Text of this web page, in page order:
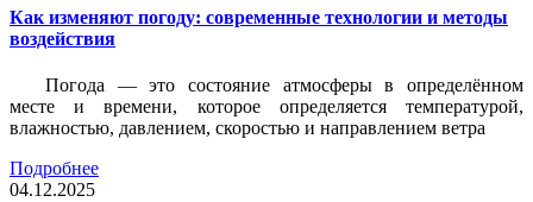
Как изменяют погоду: современные технологии и методы
воздействия
Погода — это состояние атмосферы в определённом
месте и времени, которое определяется температурой,
влажностью, давлением, скоростью и направлением ветра
Подробнее
04.12.2025